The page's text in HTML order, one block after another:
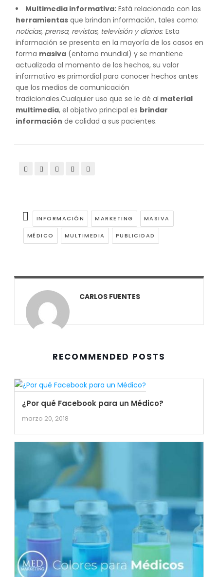
Multimedia informativa:Está relacionada con las
herramientasque brindan información, tales como:
noticias, prensa, revistas, televisión y diarios. Esta
información se presenta en la mayoría de los casos en
forma masiva(entorno mundial) y se mantiene
actualizada al momento de los hechos, su valor
informativo es primordial para conocer hechos antes
que los medios de comunicación
tradicionales.Cualquier uso que se le dé al material
multimedia, el objetivo principal es brindar
información de calidad a sus pacientes.
INFORMACIÓN MARKETING MASIVA
MÉDICO MULTIMEDIA PUBLICIDAD
CARLOS FUENTES
RECOMMENDED POSTS
¿Por qué Facebook para un Médico?
marzo 20, 2018